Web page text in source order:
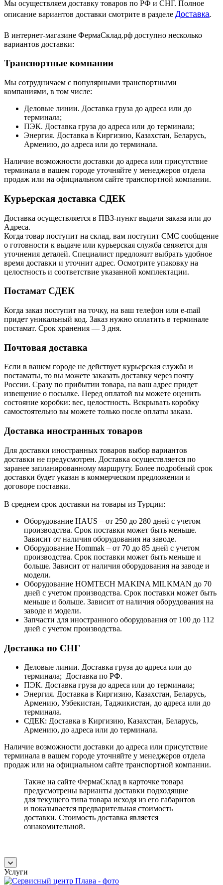
Мы осуществляем доставку товаров по РФ и СНГ. Полное
описание вариантов доставки смотрите в разделе Доставка.
В интернет-магазине ФермаСклад.рф доступно несколько
вариантов доставки:
Транспортные компании
Мы сотрудничаем с популярными транспортными
компаниями, в том числе:
Деловые линии. Доставка груза до адреса или до
терминала;
ПЭК. Доставка груза до адреса или до терминала;
Энергия. Доставка в Киргизию, Казахстан, Беларусь,
Армению, до адреса или до терминала.
Наличие возможности доставки до адреса или присутствие
терминала в вашем городе уточняйте у менеджеров отдела
продаж или на официальном сайте транспортной компании.
Курьерская доставка СДЕК
Доставка осуществляется в ПВЗ-пункт выдачи заказа или до
Адреса.
Когда товар поступит на склад, вам поступит СМС сообщение
о готовности к выдаче или курьерская служба свяжется для
уточнения деталей. Специалист предложит выбрать удобное
время доставки и уточнит адрес. Осмотрите упаковку на
целостность и соответствие указанной комплектации.
Постамат СДЕК
Когда заказ поступит на точку, на ваш телефон или e-mail
придет уникальный код. Заказ нужно оплатить в терминале
постамат. Срок хранения — 3 дня.
Почтовая доставка
Если в вашем городе не действует курьерская служба и
постаматы, то вы можете заказать доставку через почту
России. Сразу по прибытии товара, на ваш адрес придет
извещение о посылке. Перед оплатой вы можете оценить
состояние коробки: вес, целостность. Вскрывать коробку
самостоятельно вы можете только после оплаты заказа.
Доставка иностранных товаров
Для доставки иностранных товаров выбор вариантов
доставки не предусмотрен. Доставка осуществляется по
заранее запланированному маршруту. Более подробный срок
доставки будет указан в коммерческом предложении и
договоре поставки.
В среднем срок доставки на товары из Турции:
Оборудование HAUS – от 250 до 280 дней с учетом
производства. Срок поставки может быть меньше.
Зависит от наличия оборудования на заводе.
Оборудование Hommak – от 70 до 85 дней с учетом
производства. Срок поставки может быть меньше и
больше. Зависит от наличия оборудования на заводе и
модели.
Оборудование HOMTECH MAKINA MILKMAN до 70
дней с учетом производства. Срок поставки может быть
меньше и больше. Зависит от наличия оборудования на
заводе и модели.
Запчасти для иностранного оборудования от 100 до 112
дней с учетом производства.
Доставка по СНГ
Деловые линии. Доставка груза до адреса или до
терминала; Доставка по РФ.
ПЭК. Доставка груза до адреса или до терминала;
Энергия. Доставка в Киргизию, Казахстан, Беларусь,
Армению, Узбекистан, Таджикистан, до адреса или до
терминала.
СДЕК: Доставка в Киргизию, Казахстан, Беларусь,
Армению, до адреса или до терминала.
Наличие возможности доставки до адреса или присутствие
терминала в вашем городе уточняйте у менеджеров отдела
продаж или на официальном сайте транспортной компании.
Также на сайте ФермаСклад в карточке товара
предусмотрены варианты доставки подходящие
для текущего типа товара исходя из его габаритов
и показывается предварительная стоимость
доставки. Стоимость доставка является
ознакомительной.
Услуги